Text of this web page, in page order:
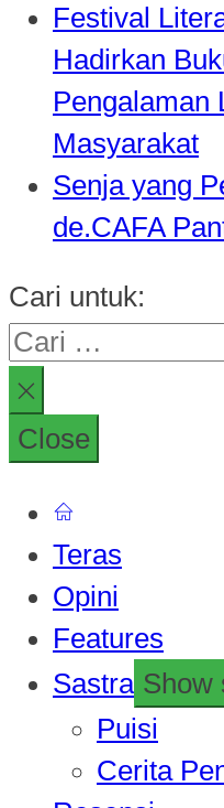
Festival
Hadirkan
Pengalaman
Masyarakat
Senja yang
de.CAFA
Cari untuk:
Close
Teras
Opini
Features
Sastra Show
Puisi
Cerita